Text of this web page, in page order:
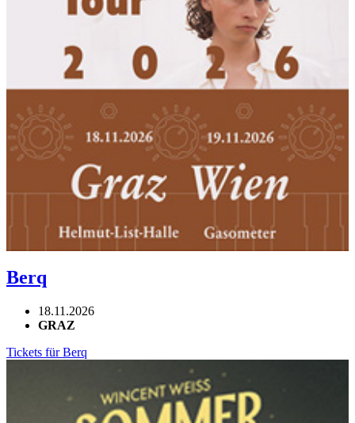
Berq
18.11.2026
GRAZ
Tickets für Berq